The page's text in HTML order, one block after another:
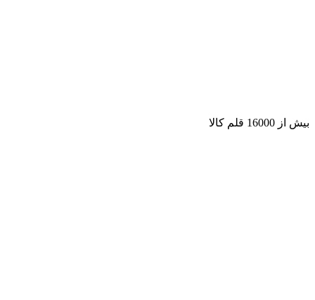
بیش از 16000 قلم کالا